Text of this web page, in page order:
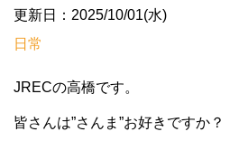
更新日：2025/10/01(水)
日常
JRECの高橋です。
皆さんは”さんま”お好きですか？